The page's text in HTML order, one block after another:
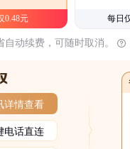
0.48元 每日
自动续费，可随时取消。
详情查看
电话直连